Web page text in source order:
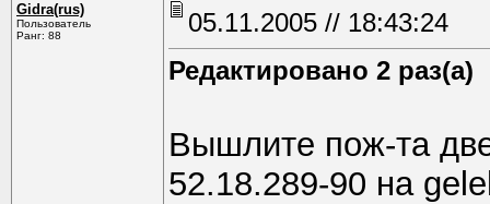
Gidra(rus)
Пользователь
Ранг: 88
05.11.2005 // 18:43:24
Редактировано 2 раз(а)
Вышлите пож-та
52.18.289-90 на